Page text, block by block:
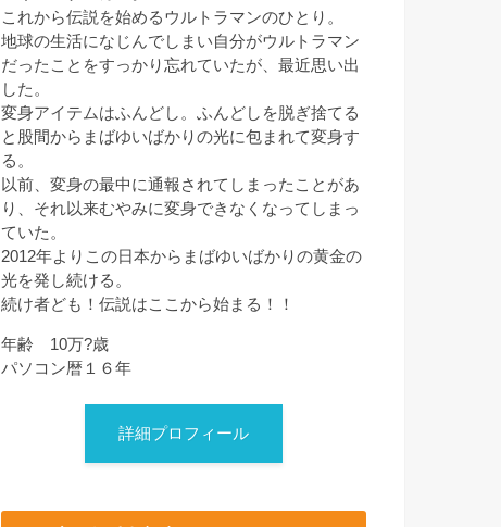
これから伝説を始めるウルトラマンのひとり。
地球の生活になじんでしまい自分がウルトラマン
だったことをすっかり忘れていたが、最近思い出
した。
変身アイテムはふんどし。ふんどしを脱ぎ捨てる
と股間からまばゆいばかりの光に包まれて変身す
る。
以前、変身の最中に通報されてしまったことがあ
り、それ以来むやみに変身できなくなってしまっ
ていた。
2012年よりこの日本からまばゆいばかりの黄金の
光を発し続ける。
続け者ども！伝説はここから始まる！！
年齢 10万?歳
パソコン暦１６年
詳細プロフィール